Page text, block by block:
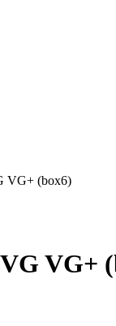
VG+ (box6)
VG+